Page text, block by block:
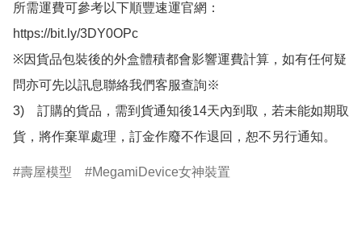
所需運費可參考以下順豐速運官網：
https://bit.ly/3DY0OPc
※因貨品包裝後的外盒體積都會影響運費計算，如有任何疑
問亦可先以訊息聯絡我們客服查詢※
3)　訂購的貨品，需到貨通知後14天內到取，若未能如期取
貨，將作棄單處理，訂金作廢不作退回，恕不另行通知。
壽屋模型 MegamiDevice女神裝置